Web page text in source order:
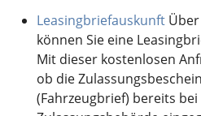
Leasingbriefauskunft
können Sie eine
Mit dieser kostenlosen
ob die
(Fahrzeugbrief) bereits